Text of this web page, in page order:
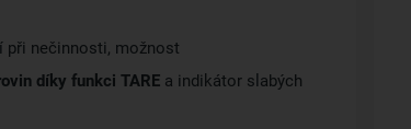
při nečinnosti, možnost
díky funkci TARE a indikátor slabých